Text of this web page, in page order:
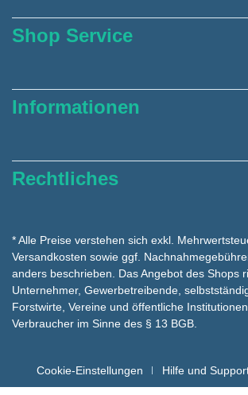
Shop Service
Informationen
Rechtliches
* Alle Preise verstehen sich exkl.
Versandkosten sowie ggf.
anders beschrieben. Das Angebot des Shops
Unternehmer, Gewerbetreibende,
Forstwirte, Vereine und öffentliche
Verbraucher im Sinne des § 13 BGB.
Cookie-Einstellungen Hilfe und